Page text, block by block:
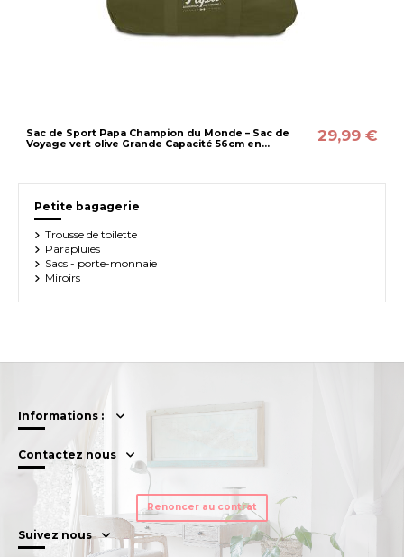
Sac de Sport Papa Champion du Monde – Sac de
Voyage vert olive Grande Capacité 56cm en...
29,99 €
Petite bagagerie
Trousse de toilette
Parapluies
Sacs - porte-monnaie
Miroirs
Informations :
Contactez nous
Renoncer au contrat
Suivez nous